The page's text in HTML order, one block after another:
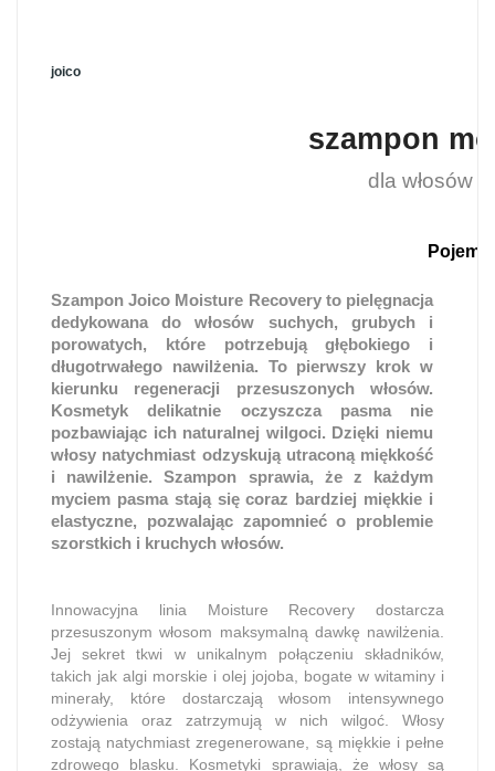
joico
szampon
dla włosów
Szampon Joico Moisture Recovery to pielęgnacja
dedykowana do włosów suchych, grubych i
porowatych, które potrzebują głębokiego i
długotrwałego nawilżenia. To pierwszy krok w
kierunku regeneracji przesuszonych włosów.
Kosmetyk delikatnie oczyszcza pasma nie
pozbawiając ich naturalnej wilgoci. Dzięki niemu
włosy natychmiast odzyskują utraconą miękkość
i nawilżenie. Szampon sprawia, że z każdym
myciem pasma stają się coraz bardziej miękkie i
elastyczne, pozwalając zapomnieć o problemie
szorstkich i kruchych włosów.
Innowacyjna linia Moisture Recovery dostarcza
przesuszonym włosom maksymalną dawkę nawilżenia.
Jej sekret tkwi w unikalnym połączeniu składników,
takich jak algi morskie i olej jojoba, bogate w witaminy i
minerały, które dostarczają włosom intensywnego
odżywienia oraz zatrzymują w nich wilgoć. Włosy
zostają natychmiast zregenerowane, są miękkie i pełne
zdrowego blasku. Kosmetyki sprawiają, że włosy są